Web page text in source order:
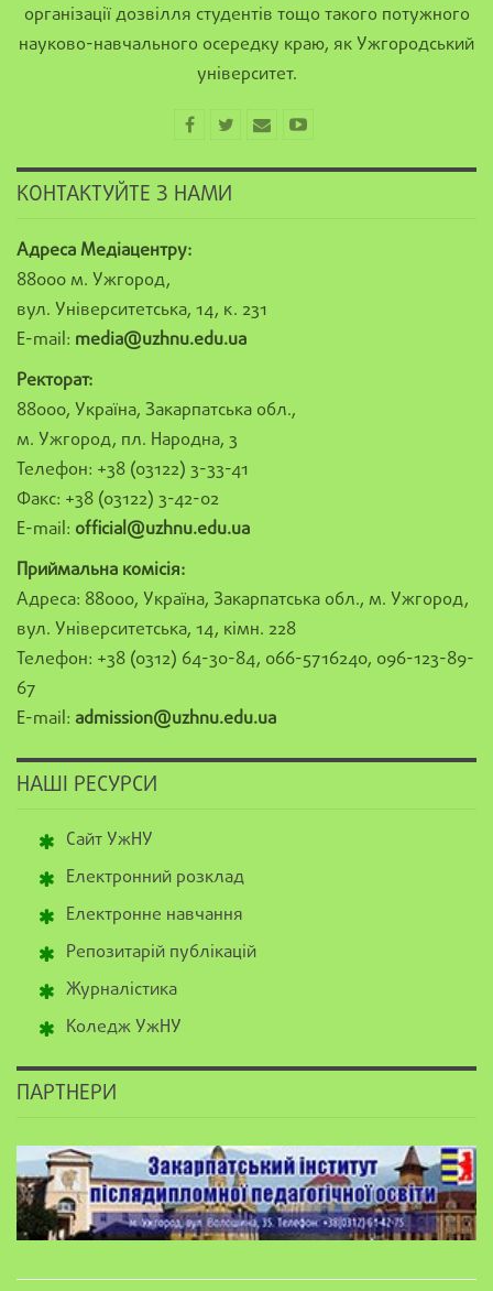
організації дозвілля студентів тощо такого потужного
науково-навчального осередку краю, як Ужгородський
університет.
КОНТАКТУЙТЕ З НАМИ
Адреса Медіацентру:
88000 м. Ужгород,
вул. Університетська, 14, к. 231
E-mail: media@uzhnu.edu.ua
Ректорат:
88000, Україна, Закарпатська обл.,
м. Ужгород, пл. Народна, 3
Телефон: +38 (03122) 3-33-41
Факс: +38 (03122) 3-42-02
E-mail: official@uzhnu.edu.ua
Приймальна комісія:
Адреса: 88000, Україна, Закарпатська обл., м. Ужгород,
вул. Університетська, 14, кімн. 228
Телефон: +38 (0312) 64-30-84, 066-5716240, 096-123-89-
67
E-mail: admission@uzhnu.edu.ua
НАШІ РЕСУРСИ
Сайт УжНУ
Електронний розклад
Електронне навчання
Репозитарій публікацій
Журналістика
Коледж УжНУ
ПАРТНЕРИ